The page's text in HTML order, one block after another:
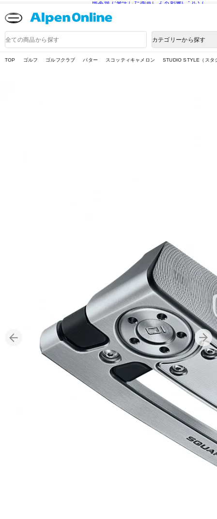
熊本県で発生した地震による影響について
品
検
カテゴリーから探す
TOP ゴルフ ゴルフクラブ パター スコッティキャメロン STUDIO STYLE（スタ